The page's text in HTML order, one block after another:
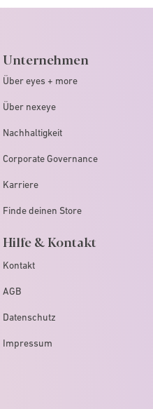
Unternehmen
Über eyes + more
Über nexeye
Nachhaltigkeit
Corporate Governance
Karriere
Finde deinen Store
Hilfe & Kontakt
Kontakt
AGB
Datenschutz
Impressum